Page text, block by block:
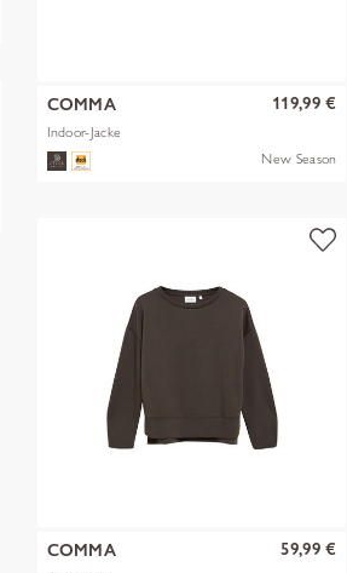
COMMA
Indoor-Jacke
119,99 €
New Season
COMMA 59,99 €